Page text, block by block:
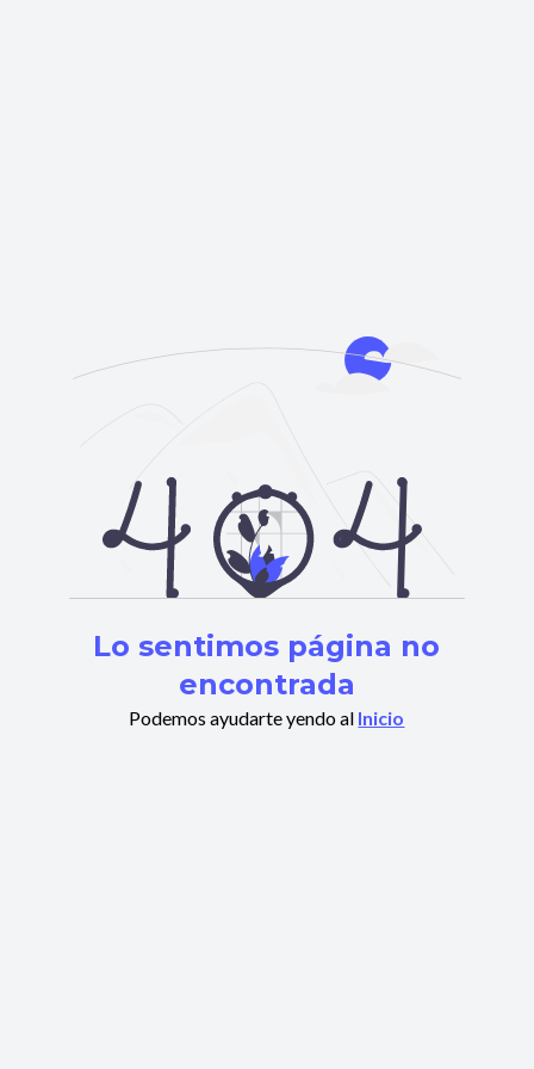
Lo sentimos página no
encontrada
Podemos ayudarte yendo al Inicio